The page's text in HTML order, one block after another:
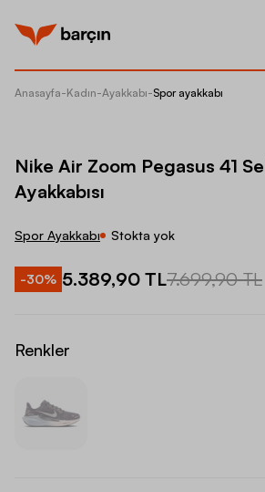
Anasayfa-Kadın-Ayakkabı-Spor ayakkabı
Nike Air Zoom Pegasus 41
Ayakkabısı
Spor Ayakkabı Stokta yok
-30% 5.389,90 TL7.699,90 TL
Renkler